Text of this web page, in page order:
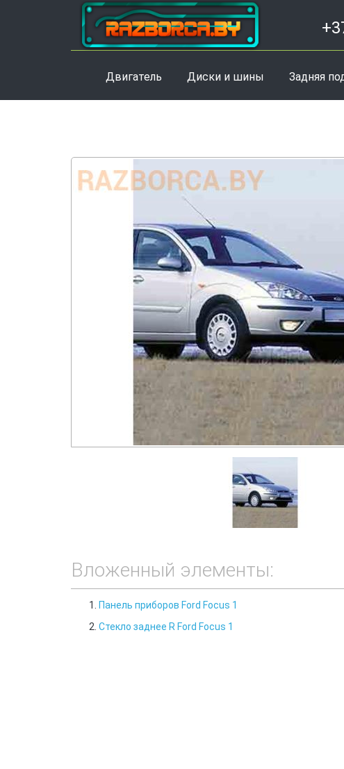
Двигатель Диски и шины Задняя
Вложенный элементы:
Панель приборов Ford Focus 1
Стекло заднее R Ford Focus 1